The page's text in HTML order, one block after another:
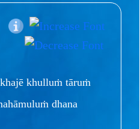
khulluṁ tāruṁ
dhana